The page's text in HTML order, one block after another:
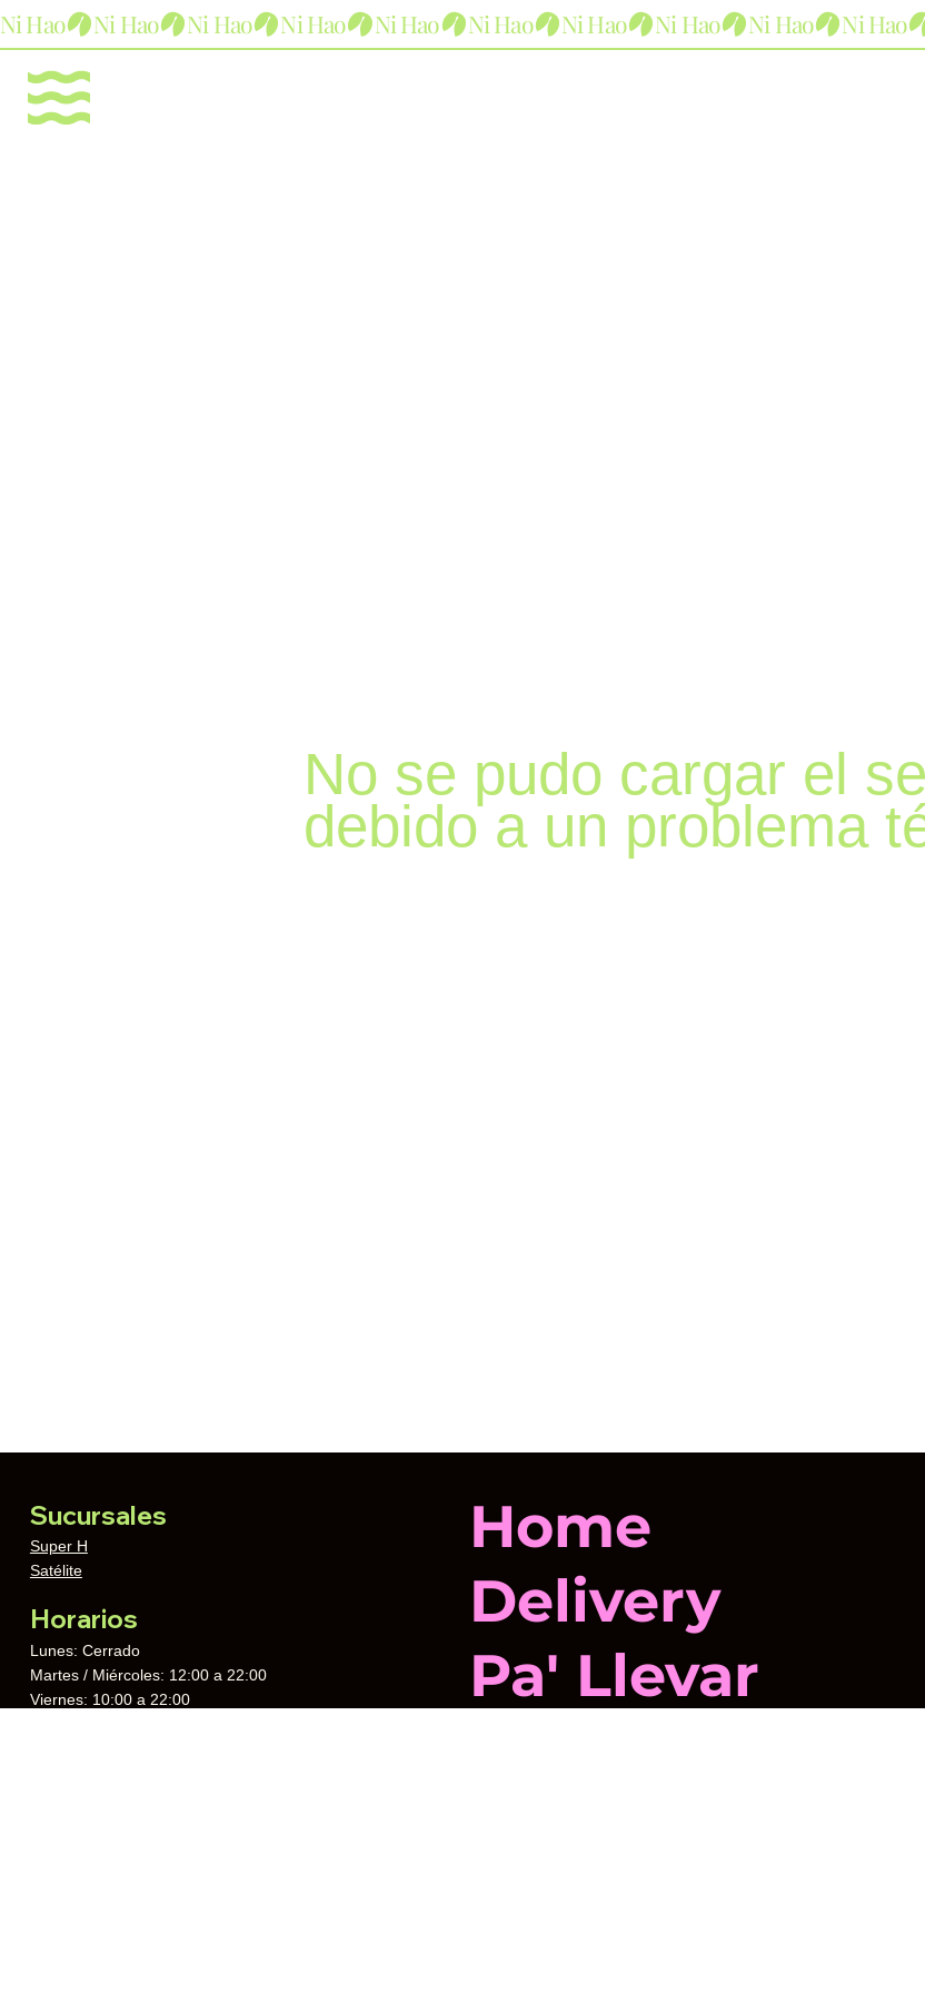
Ni Hao
No se pudo cargar el
debido a un problema
Sucursales
Super H
Satélite
Horarios
Lunes: Cerrado
Martes / Miércoles: 12:00 a 22:00
Viernes: 10:00 a 22:00
Home
Delivery
Pa' Llevar